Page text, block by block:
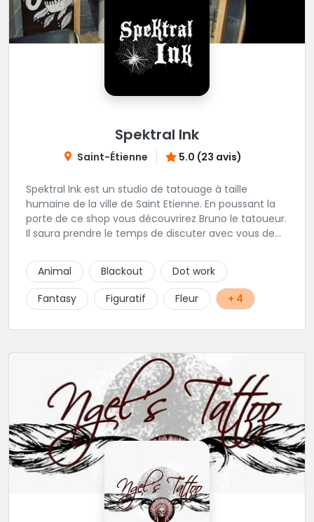
Spektral Ink
Saint-Étienne 5.0 (23 avis)
Spektral Ink est un studio de tatouage à taille
humaine de la ville de Saint Etienne. En poussant la
porte de ce shop vous découvrirez Bruno le tatoueur.
Il saura prendre le temps de discuter avec vous de
un message ou à l'appeler.
Animal Blackout
Dot work
Fantasy
Figuratif Fleur + 4